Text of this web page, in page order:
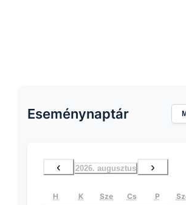
Eseménynaptár
‹ 2026. augusztus ›
H K Sze Cs P